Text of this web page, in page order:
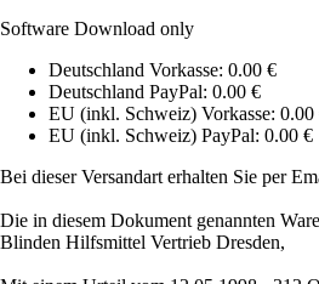
Software Download only
Deutschland Vorkasse: 0.00 €
Deutschland PayPal: 0.00 €
EU (inkl. Schweiz) Vorkasse: 0.00
EU (inkl. Schweiz) PayPal: 0.00 €
Bei dieser Versandart erhalten Sie per
Die in diesem Dokument genannten
Blinden Hilfsmittel Vertrieb Dresden,